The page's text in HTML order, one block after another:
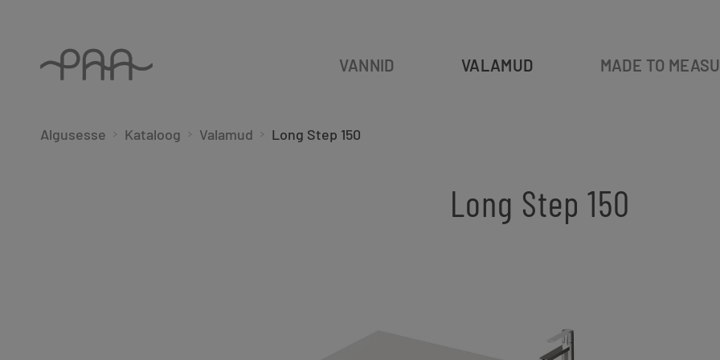
VANNID VALAMUD MADE TO
Algusesse Kataloog Valamud Long Step 150
Long Step 150